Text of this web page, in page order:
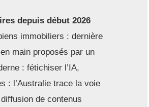
depuis début 2026
immobiliers : dernière
main proposés par un
: fétichiser l’IA,
: l’Australie trace la voie
de contenus